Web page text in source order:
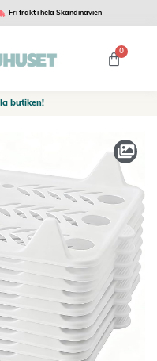
Fri frakt i hela Skandinavien
0
butiken!